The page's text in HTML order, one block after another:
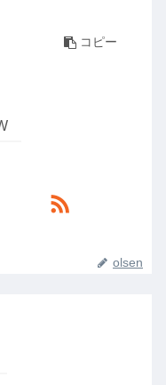
コピー
olsen